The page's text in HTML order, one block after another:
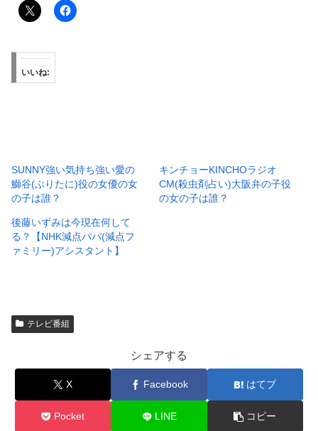
いいね:
SUNNY強い気持ち強い愛の
鰤谷(ぶりたに)役の女優の女
の子は誰？
キンチョーKINCHOラジオ
CM(殺虫剤占い)大阪弁の子役
の女の子は誰？
後藤いずみは今現在何して
る？【NHK減点パパ(減点フ
ァミリー)アシスタント】
テレビ番組
シェアする
X Facebook はてブ
Pocket LINE コピー